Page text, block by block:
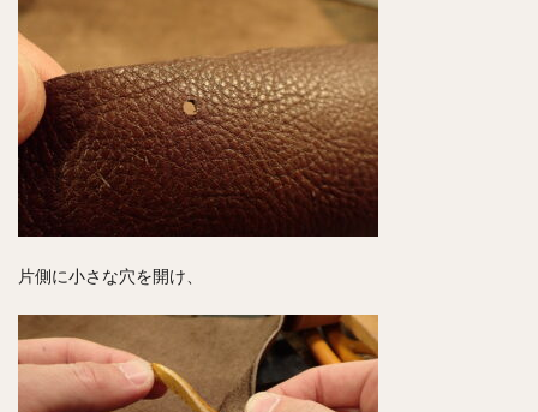
片側に小さな穴を開け、